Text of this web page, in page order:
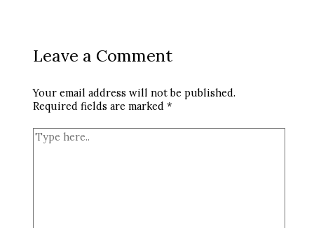
Leave a Comment
Your email address will not be published.
Required fields are marked*
Type
here..